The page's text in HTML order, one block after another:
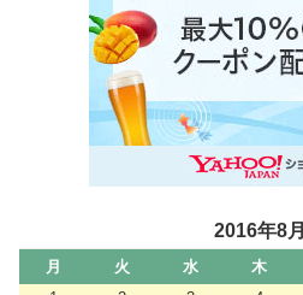
2016年8月
月 火 水 木